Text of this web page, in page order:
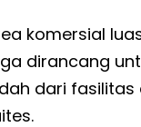
komersial
dirancang
dari fasilitas